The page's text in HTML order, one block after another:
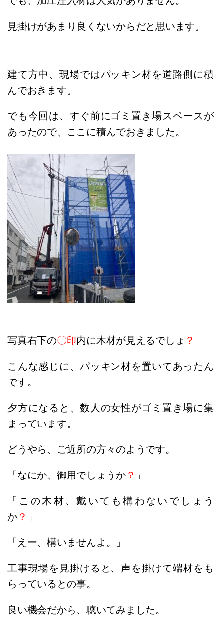
見掛けがあまり良くないからだと思います。
建て方中、現場ではパッキン材を道路側に積
んでおきます。
でも今回は、すぐ前にゴミ置き場スペースが
あったので、ここに積んでおきました。
写真右下の〇印内に木材が見えるでしょ ？
こんな感じに、パッキン材を置いてあったん
です。
夕方になると、数人の女性がゴミ置き場に集
まっています。
どうやら、ご近所の方々のようです。
「なにか、御用でしょうか ？ 」
「この木材、戴いても構わないでしょう
か ？ 」
「えー、構いませんよ。」
工事現場を見掛けると、声を掛けて端材をも
らっているとの事。
良い機会だから、聴いてみました。